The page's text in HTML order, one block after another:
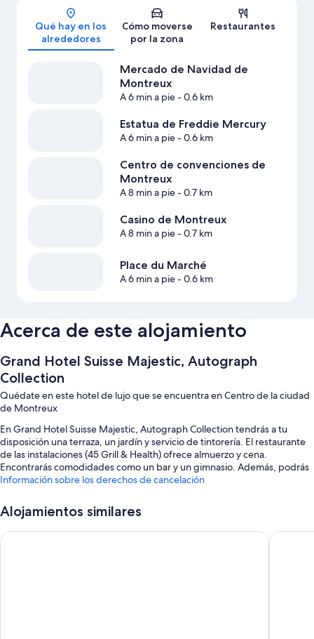
Mapa
Qué hay en los
alrededores
Cómo moverse
por la zona
Restaurantes
Mercado de Navidad de
Montreux
A 6 min a pie- 0.6 km
Estatua de Freddie Mercury
A 6 min a pie- 0.6 km
Centro de convenciones de
Montreux
A 8 min a pie- 0.7 km
Casino de Montreux
A 8 min a pie- 0.7 km
Place du Marché
A 6 min a pie- 0.6 km
Acerca de este alojamiento
Grand Hotel Suisse Majestic, Autograph
Collection
Quédate en este hotel de lujo que se encuentra en Centro de la ciudad
de Montreux
En Grand Hotel Suisse Majestic, Autograph Collection tendrás a tu
disposición una terraza, un jardín y servicio de tintorería. El restaurante
de las instalaciones (45 Grill & Health) ofrece almuerzo y cena.
Encontrarás comodidades como un bar y un gimnasio. Además, podrás
conectarte al wifi gratuito de las habitaciones.
Desayuno bufé (de pago), servicio de registro de salida exprés y
servicio de registro de entrada exprés
Información sobre los derechos de cancelación
Alojamientos similares
Mona Montreux Royal